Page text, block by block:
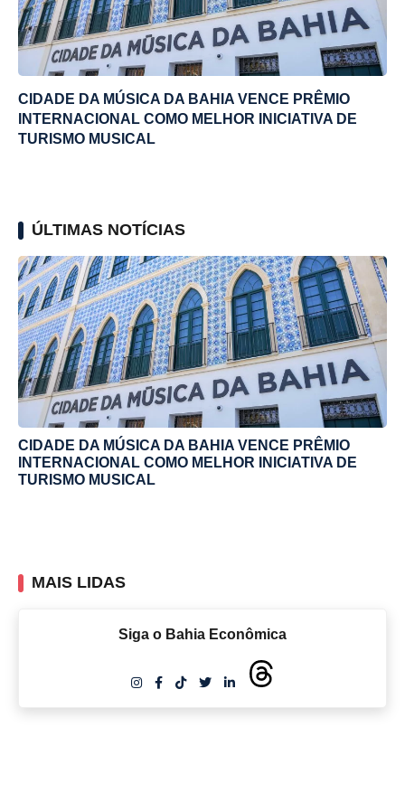
CIDADE DA MÚSICA DA BAHIA VENCE PRÊMIO
INTERNACIONAL COMO MELHOR INICIATIVA DE
TURISMO MUSICAL
ÚLTIMAS NOTÍCIAS
CIDADE DA MÚSICA DA BAHIA VENCE PRÊMIO
INTERNACIONAL COMO MELHOR INICIATIVA DE
TURISMO MUSICAL
MAIS LIDAS
Siga o Bahia Econômica